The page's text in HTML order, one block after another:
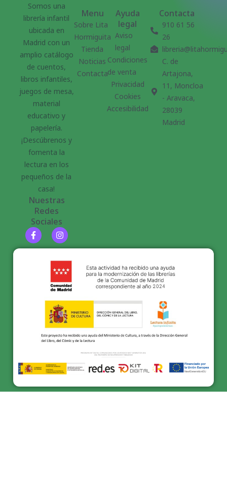
Somos una
librería infantil
ubicada en
Madrid con un
amplio catálogo
de cuentos,
libros infantiles,
juegos de mesa,
material
educativo y
papelería.
¡Descúbrenos y
fomenta la
lectura en los
pequeños de la
casa!
Nuestras
Redes
Sociales
Menu
Sobre Lita
Hormiguita
Tienda
Noticias
Contacta
Ayuda
legal
Aviso
legal
Condiciones
de venta
Privacidad
Cookies
Accesibilidad
Contacta
910 61 56
26
C. de
Artajona,
11, Moncloa
- Aravaca,
28039
Madrid